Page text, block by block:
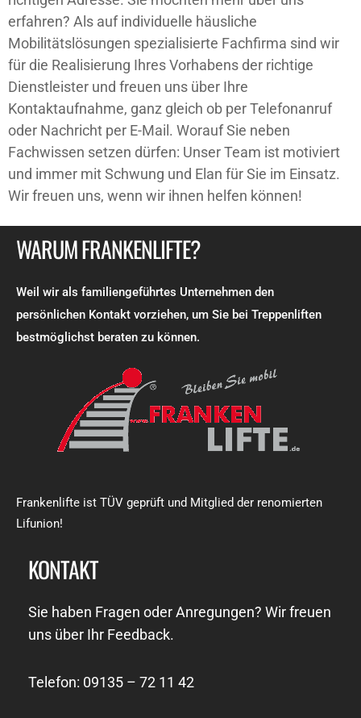
erfahren? Als auf individuelle häusliche
Mobilitätslösungen spezialisierte Fachfirma sind wir
für die Realisierung Ihres Vorhabens der richtige
Dienstleister und freuen uns über Ihre
Kontaktaufnahme, ganz gleich ob per Telefonanruf
oder Nachricht per E-Mail. Worauf Sie neben
Fachwissen setzen dürfen: Unser Team ist motiviert
und immer mit Schwung und Elan für Sie im Einsatz.
Wir freuen uns, wenn wir ihnen helfen können!
WARUM FRANKENLIFTE?
Weil wir als familiengeführtes Unternehmen den
persönlichen Kontakt vorziehen, um Sie bei Treppenliften
bestmöglichst beraten zu können.
Frankenlifte ist TÜV geprüft und Mitglied der renomierten
Lifunion!
KONTAKT
Sie haben Fragen oder Anregungen? Wir freuen
uns über Ihr Feedback.
Telefon: 09135 – 72 11 42